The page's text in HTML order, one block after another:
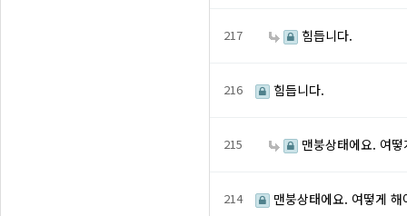
217 힘듭니다.
216 힘듭니다.
215 맨붕상태에요. 여
214 맨붕상태에요. 여떻게